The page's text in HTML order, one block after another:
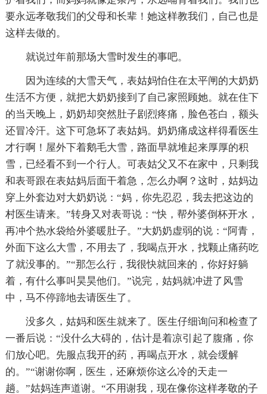
要永远孝敬我们的父母和长辈！她这样教我们，自己也是
这样去做的。
就说过年前那场大雪时发生的事吧。
因为连续的大雪天气，表姑妈怕住在太平闸的大奶奶
生活不方便，就把大奶奶接到了自己家照顾她。就在住下
的当天晚上，奶奶却突然肚子剧烈疼痛，脸色苍白，额头
还冒冷汗。这下可急坏了表姑妈。奶奶痛成这样得看医生
才行啊！屋外下着鹅毛大雪，路面早就堆起来厚厚的积
雪，已经看不到一个行人。可表姑父又不在家中，只剩我
和表哥跟在表姑妈后面干着急，怎么办啊？这时，姑妈边
穿上外套边对大奶奶说：“妈，你先忍忍，我去把这边的
村医生请来。”转身又对表哥说：“快，帮外婆倒杯开水，
再冲个热水袋给外婆暖肚子。”大奶奶虚弱的说：“阿青，
外面下这么大雪，不用去了，我喝点开水，找颗止痛药吃
了就没事的。”“那怎么行，我很快就回来的，你好好躺
着，有什么事叫昊昊他们。”说完，姑妈就冲进了风雪
中，马不停蹄地去请医生了。
没多久，姑妈和医生就来了。医生仔细询问和检查了
一番后说：“没什么大碍的，估计是着凉引起了腹痛，你
们放心吧。先服点我开的药，再喝点开水，就会缓解
的。”“谢谢你啊，医生，还麻烦你这么冷的天走一
趟。”姑妈连声道谢。“不用谢我，现在像你这样孝敬的子